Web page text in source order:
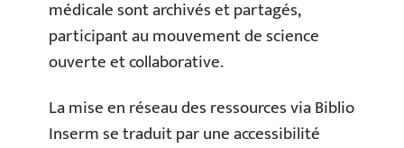
médicale sont archivés et partagés,
participant au mouvement de science
ouverte et collaborative.
La mise en réseau des ressources via Biblio
Inserm se traduit par une accessibilité